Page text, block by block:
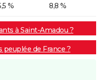
% 8,8 %
à Saint-Amadou ?
peuplée de France ?